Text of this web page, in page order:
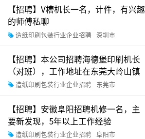
【招聘】V槽机长一名，计件，有兴趣
的师傅私聊
造纸印刷包装行业企业招聘 深圳市
【招聘】本公司招聘海德堡印刷机长
（对班），工作地址在东莞大岭山镇
造纸印刷包装行业企业招聘 东莞市
【招聘】安徽阜阳招聘机修一名，主
要新发现，5年以上工作经验
造纸印刷包装行业企业招聘 阜阳市